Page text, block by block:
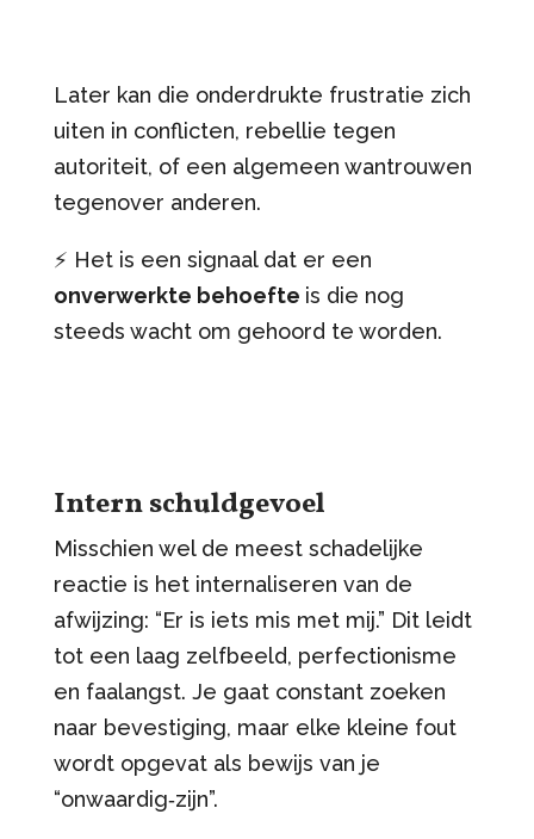
Later kan die onderdrukte frustratie zich
uiten in conflicten, rebellie tegen
autoriteit, of een algemeen wantrouwen
tegenover anderen.
⚡️ Het is een signaal dat er een
onverwerkte behoefte is die nog
steeds wacht om gehoord te worden.
Intern schuldgevoel
Misschien wel de meest schadelijke
reactie is het internaliseren van de
afwijzing: “Er is iets mis met mij.” Dit leidt
tot een laag zelfbeeld, perfectionisme
en faalangst. Je gaat constant zoeken
naar bevestiging, maar elke kleine fout
wordt opgevat als bewijs van je
“onwaardig‑zijn”.